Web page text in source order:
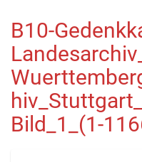
B10-
Bild_1_(1-